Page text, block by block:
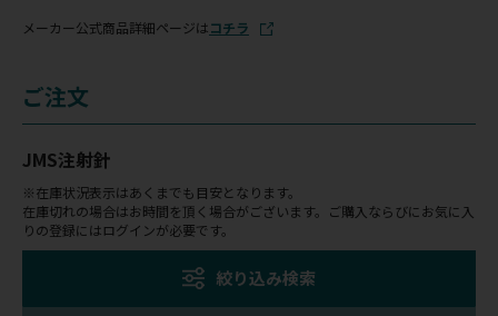
メーカー公式商品詳細ページはコチラ
ご注文
JMS注射針
※在庫状況表示はあくまでも目安となります。
在庫切れの場合はお時間を頂く場合がございます。ご購入ならびにお気に入
りの登録にはログインが必要です。
絞り込み検索